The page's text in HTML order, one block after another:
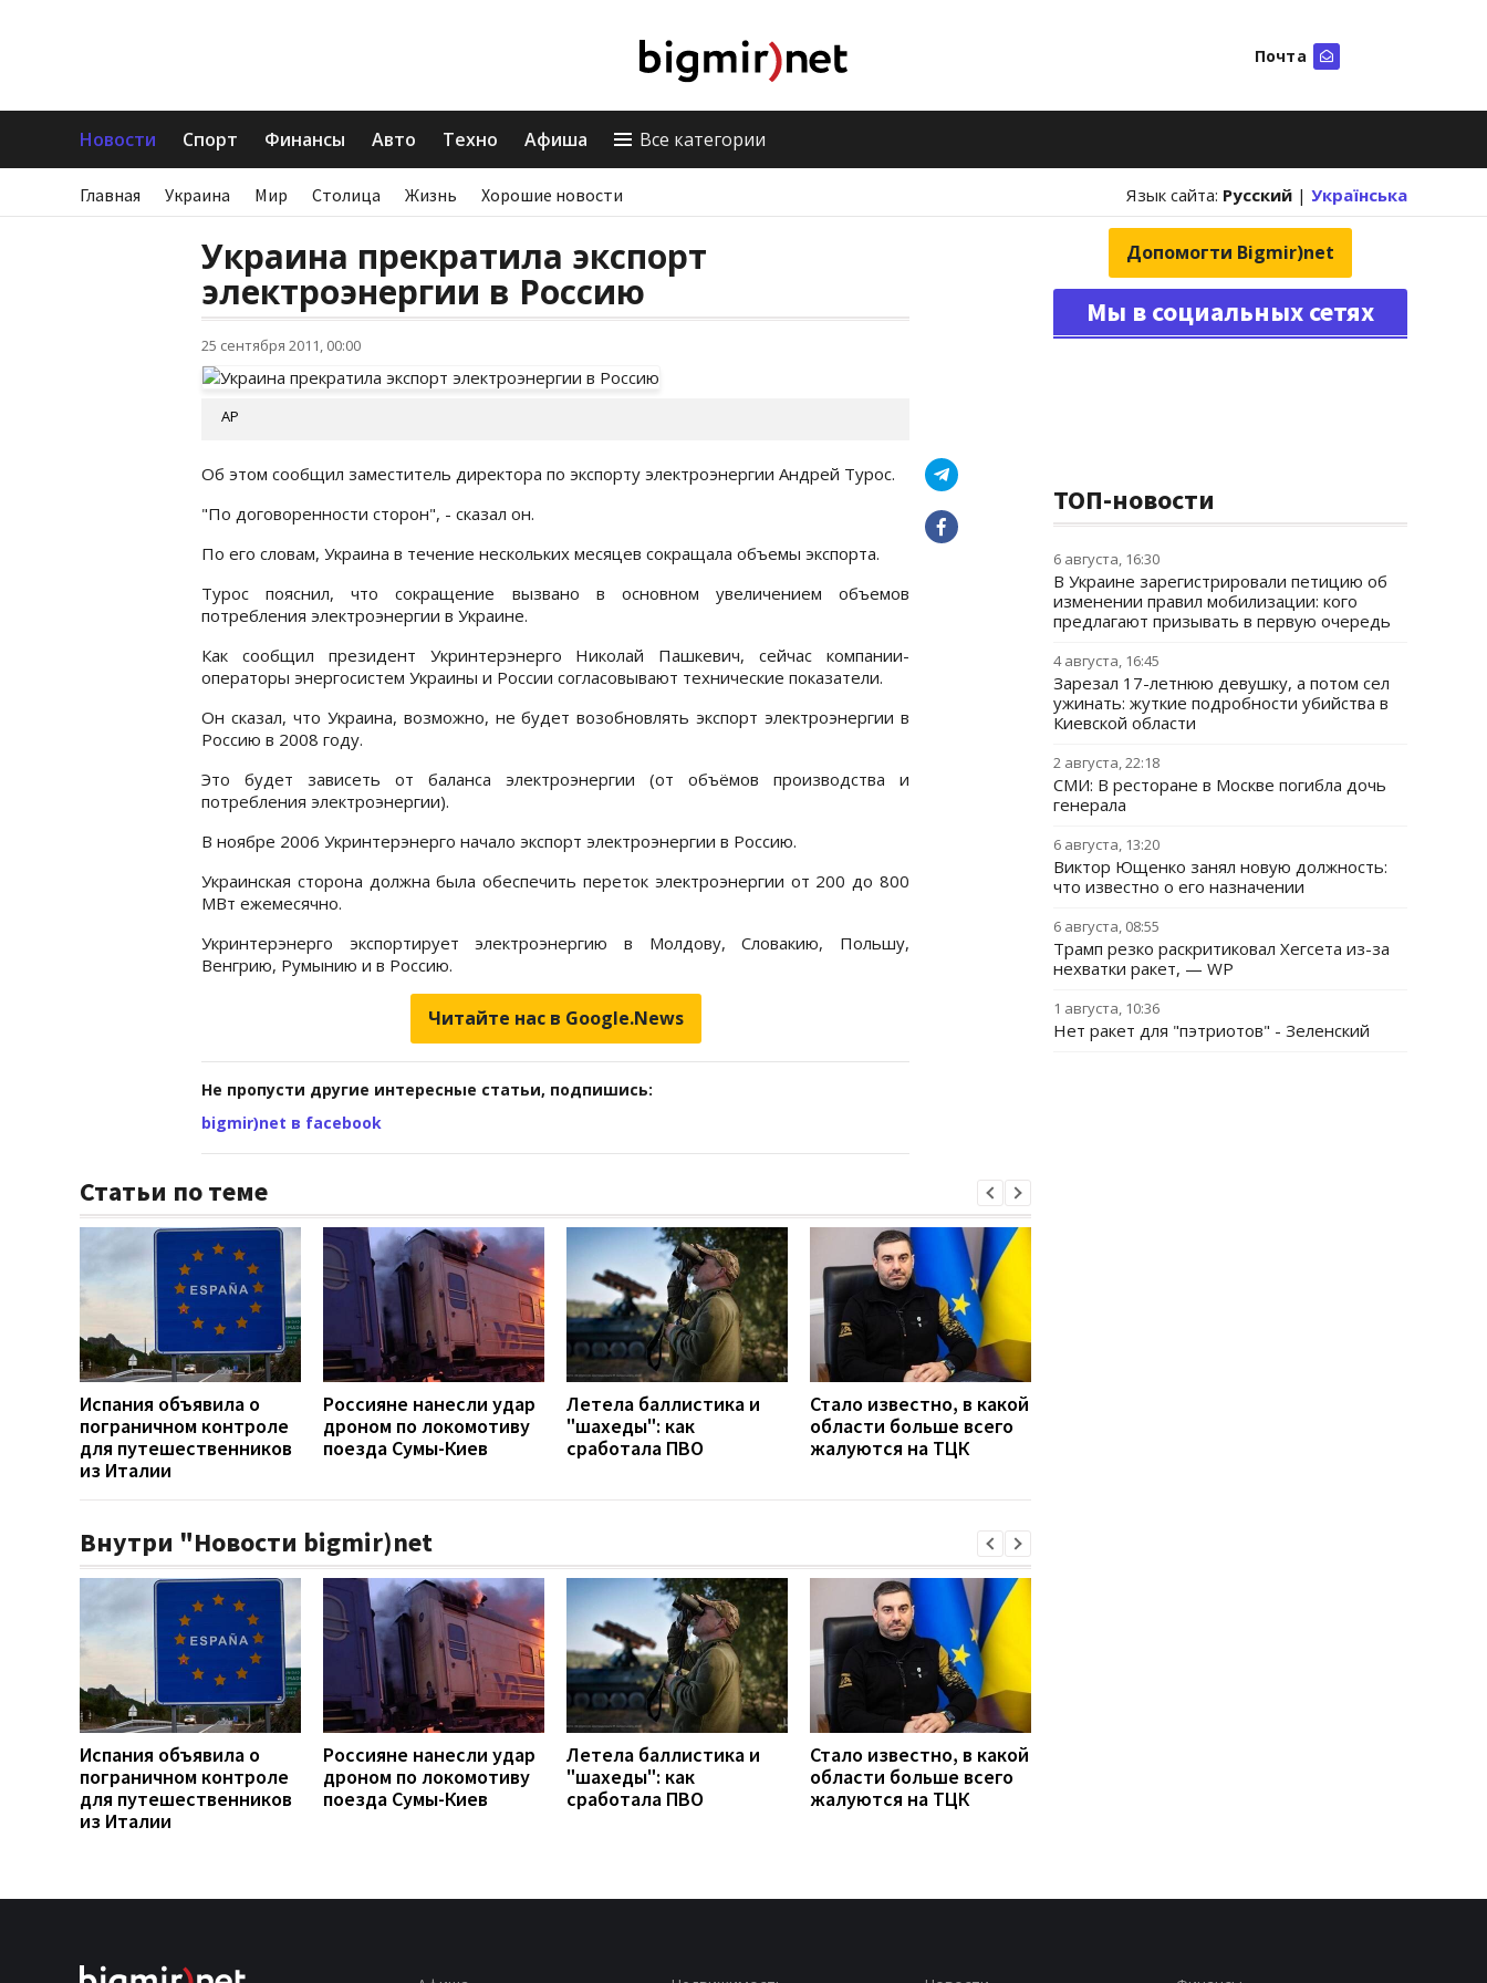
Почта
Новости Спорт Финансы Авто Техно Афиша Все категории
Главная Украина Мир Столица Жизнь Хорошие новости Язык сайта: Русский | Українська
Украина прекратила экспорт
электроэнергии в Россию
25 сентября 2011, 00:00
АР
Об этом сообщил заместитель директора по экспорту электроэнергии Андрей Турос.
"По договоренности сторон", - сказал он.
По его словам, Украина в течение нескольких месяцев сокращала объемы экспорта.
Турос пояснил, что сокращение вызвано в основном увеличением объемов
потребления электроэнергии в Украине.
Как сообщил президент Укринтерэнерго Николай Пашкевич, сейчас компании-
операторы энергосистем Украины и России согласовывают технические показатели.
Он сказал, что Украина, возможно, не будет возобновлять экспорт электроэнергии в
Россию в 2008 году.
Это будет зависеть от баланса электроэнергии (от объёмов производства и
потребления электроэнергии).
В ноябре 2006 Укринтерэнерго начало экспорт электроэнергии в Россию.
Украинская сторона должна была обеспечить переток электроэнергии от 200 до 800
МВт ежемесячно.
Укринтерэнерго экспортирует электроэнергию в Молдову, Словакию, Польшу,
Венгрию, Румынию и в Россию.
Читайте нас в Google.News
Не пропусти другие интересные статьи, подпишись:
bigmir)net в facebook
Статьи по теме
Испания объявила о
пограничном контроле
для путешественников
из Италии
Россияне нанесли удар
дроном по локомотиву
поезда Сумы-Киев
Летела баллистика и
"шахеды": как
сработала ПВО
Стало известно, в какой
области больше всего
жалуются на ТЦК
Внутри "Новости bigmir)net
Испания объявила о
пограничном контроле
для путешественников
из Италии
Россияне нанесли удар
дроном по локомотиву
поезда Сумы-Киев
Летела баллистика и
"шахеды": как
сработала ПВО
Стало известно, в какой
области больше всего
жалуются на ТЦК
Допомогти Bigmir)net
Мы в социальных сетях
ТОП-новости
6 августа, 16:30
В Украине зарегистрировали петицию об
изменении правил мобилизации: кого
предлагают призывать в первую очередь
4 августа, 16:45
Зарезал 17-летнюю девушку, а потом сел
ужинать: жуткие подробности убийства в
Киевской области
2 августа, 22:18
СМИ: В ресторане в Москве погибла дочь
генерала
6 августа, 13:20
Виктор Ющенко занял новую должность:
что известно о его назначении
6 августа, 08:55
Трамп резко раскритиковал Хегсета из-за
нехватки ракет, — WP
1 августа, 10:36
Нет ракет для "пэтриотов" - Зеленский